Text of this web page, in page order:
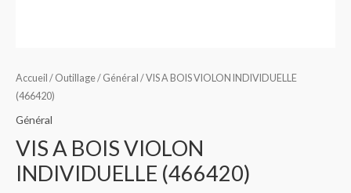
Accueil / Outillage/ Général / VIS A BOIS VIOLON INDIVIDUELLE
(466420)
Général
VIS A BOIS VIOLON
INDIVIDUELLE (466420)